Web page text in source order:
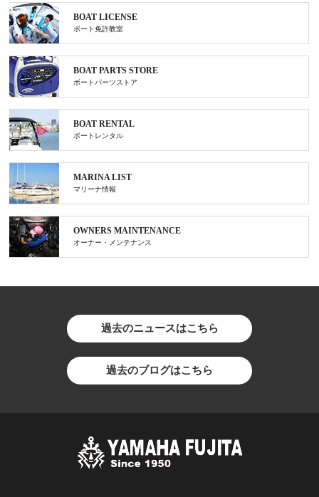
BOAT LICENSE
ボート免許教室
BOAT PARTS STORE
ボートパーツストア
BOAT RENTAL
ボートレンタル
MARINA LIST
マリーナ情報
OWNERS MAINTENANCE
オーナー・メンテナンス
過去のニュースはこちら
過去のブログはこちら